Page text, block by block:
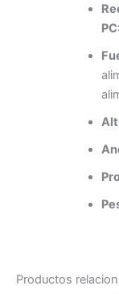
Productos